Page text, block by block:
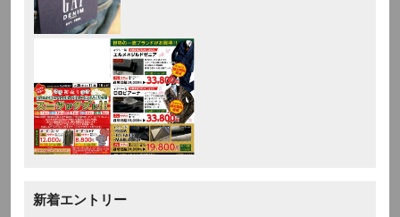
新着エントリー